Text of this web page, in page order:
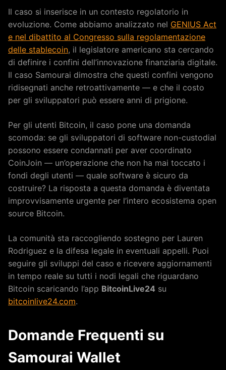
Il caso si inserisce in un contesto regolatorio in
evoluzione. Come abbiamo analizzato nel GENIUS Act
e nel dibattito al Congresso sulla regolamentazione
delle stablecoin, il legislatore americano sta cercando
di definire i confini dell’innovazione finanziaria digitale.
Il caso Samourai dimostra che questi confini vengono
ridisegnati anche retroattivamente — e che il costo
per gli sviluppatori può essere anni di prigione.
Per gli utenti Bitcoin, il caso pone una domanda
scomoda: se gli sviluppatori di software non-custodial
possono essere condannati per aver coordinato
CoinJoin — un’operazione che non ha mai toccato i
fondi degli utenti — quale software è sicuro da
costruire? La risposta a questa domanda è diventata
improvvisamente urgente per l’intero ecosistema open
source Bitcoin.
La comunità sta raccogliendo sostegno per Lauren
Rodriguez e la difesa legale in eventuali appelli. Puoi
seguire gli sviluppi del caso e ricevere aggiornamenti
in tempo reale su tutti i nodi legali che riguardano
Bitcoin scaricando l’app BitcoinLive24 su
bitcoinlive24.com.
Domande Frequenti su
Samourai Wallet